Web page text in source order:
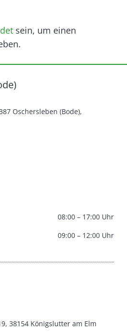
sein, um einen
Oschersleben (Bode),
08:00 – 17:00 Uhr
09:00 – 12:00 Uhr
38154 Königslutter am Elm